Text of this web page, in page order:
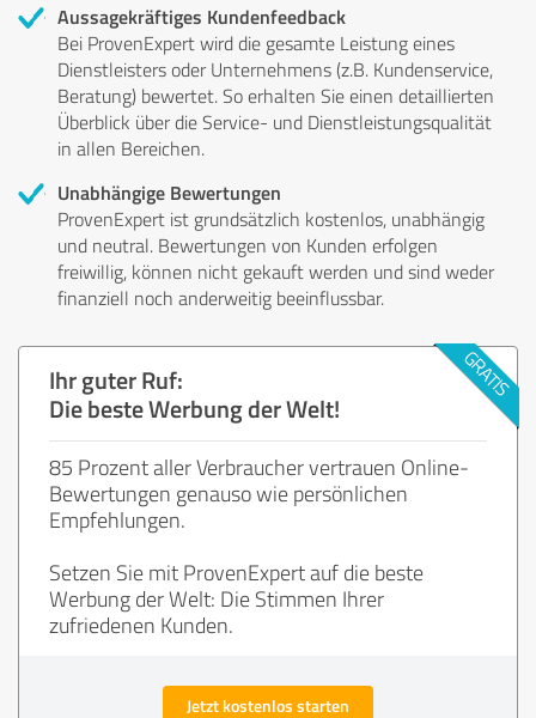
Aussagekräftiges Kundenfeedback
Bei ProvenExpert wird die gesamte Leistung eines
Dienstleisters oder Unternehmens (z.B. Kundenservice,
Beratung) bewertet. So erhalten Sie einen detaillierten
Überblick über die Service- und Dienstleistungsqualität
in allen Bereichen.
Unabhängige Bewertungen
ProvenExpert ist grundsätzlich kostenlos, unabhängig
und neutral. Bewertungen von Kunden erfolgen
freiwillig, können nicht gekauft werden und sind weder
finanziell noch anderweitig beeinflussbar.
Ihr guter Ruf:
Die beste Werbung der Welt!
85 Prozent aller Verbraucher vertrauen Online-
Bewertungen genauso wie persönlichen
Empfehlungen.
Setzen Sie mit ProvenExpert auf die beste
Werbung der Welt: Die Stimmen Ihrer
zufriedenen Kunden.
Jetzt kostenlos starten